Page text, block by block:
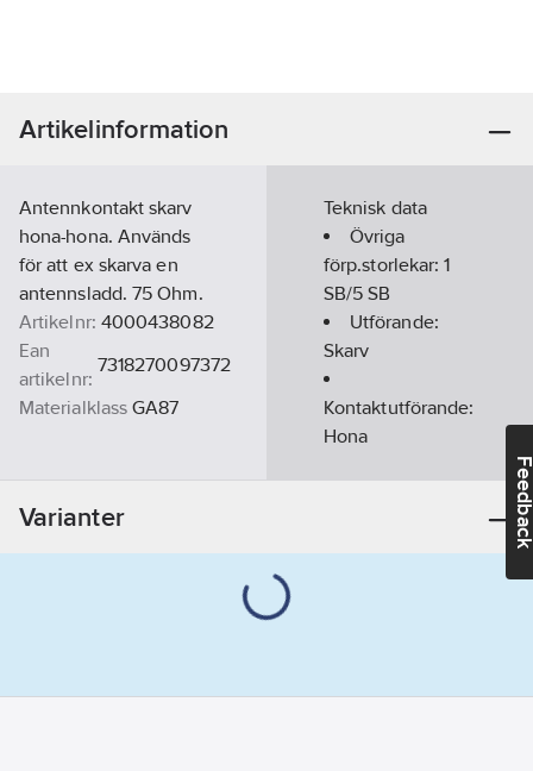
Artikelinformation
Antennkontakt skarv
hona-hona. Används
för att ex skarva en
antennsladd. 75 Ohm.
Artikelnr: 4000438082
Ean
artikelnr:
7318270097372
Materialklass GA87
Teknisk data
Övriga
förp.storlekar:1
SB/5 SB
Utförande:
Skarv
Kontaktutförande:
Hona
Varianter